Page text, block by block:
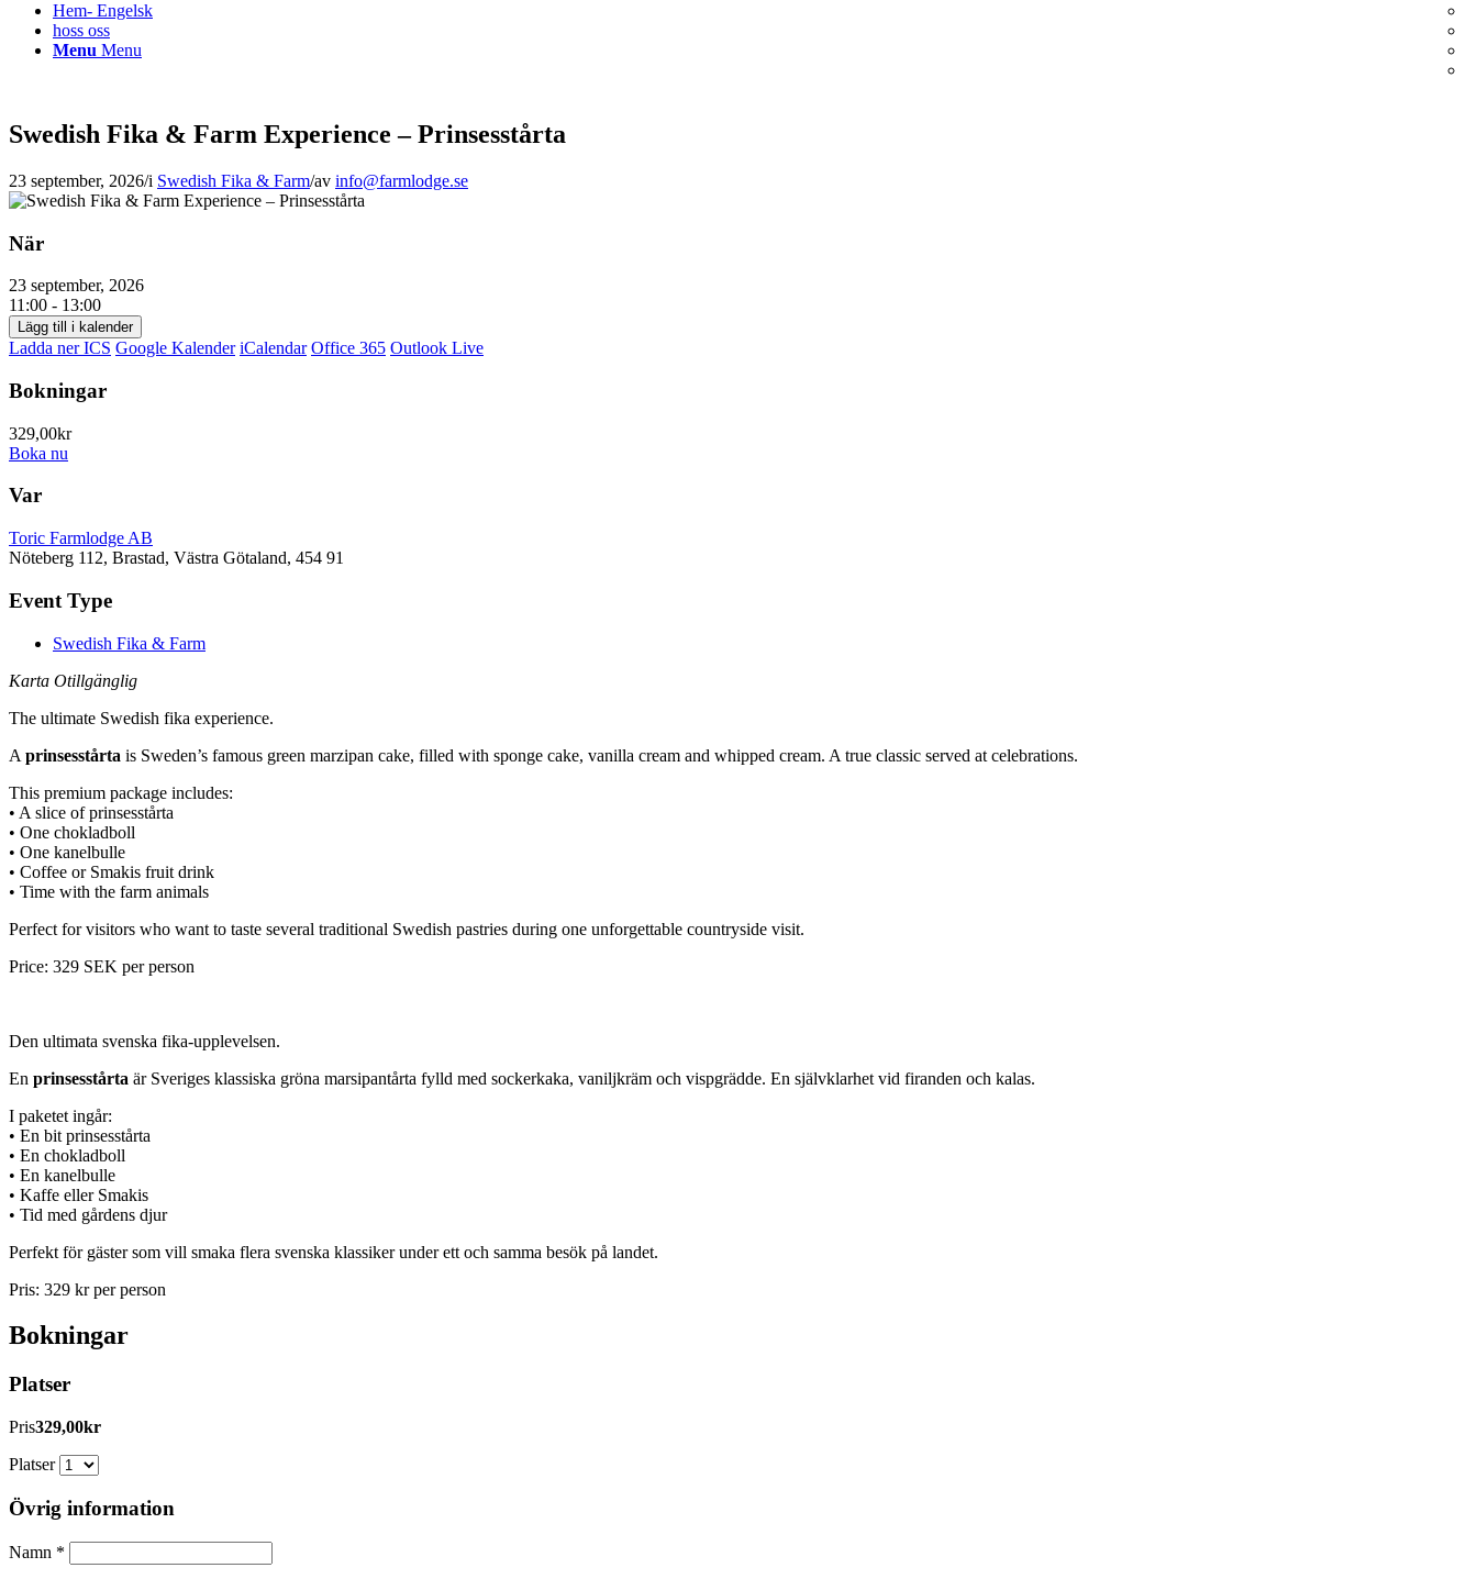
Hem- Engelsk
hoss oss
Menu Menu
Swedish Fika & Farm Experience – Prinsesstårta
23 september, 2026/i Swedish Fika & Farm/av info@farmlodge.se
När
23 september, 2026
11:00 - 13:00
Lägg till i kalender
Ladda ner ICS Google Kalender iCalendar Office 365 Outlook Live
Bokningar
329,00kr
Boka nu
Var
Toric Farmlodge AB
Nöteberg 112, Brastad, Västra Götaland, 454 91
Event Type
Swedish Fika & Farm
Karta Otillgänglig
The ultimate Swedish fika experience.
A prinsesstårta is Sweden’s famous green marzipan cake, filled with sponge cake, vanilla cream and whipped cream. A true classic served at celebrations.
This premium package includes:
• A slice of prinsesstårta
• One chokladboll
• One kanelbulle
• Coffee or Smakis fruit drink
• Time with the farm animals
Perfect for visitors who want to taste several traditional Swedish pastries during one unforgettable countryside visit.
Price: 329 SEK per person
Den ultimata svenska fika-upplevelsen.
En prinsesstårta är Sveriges klassiska gröna marsipantårta fylld med sockerkaka, vaniljkräm och vispgrädde. En självklarhet vid firanden och kalas.
I paketet ingår:
• En bit prinsesstårta
• En chokladboll
• En kanelbulle
• Kaffe eller Smakis
• Tid med gårdens djur
Perfekt för gäster som vill smaka flera svenska klassiker under ett och samma besök på landet.
Pris: 329 kr per person
Bokningar
Platser
Pris329,00kr
Platser
Övrig information
Namn *